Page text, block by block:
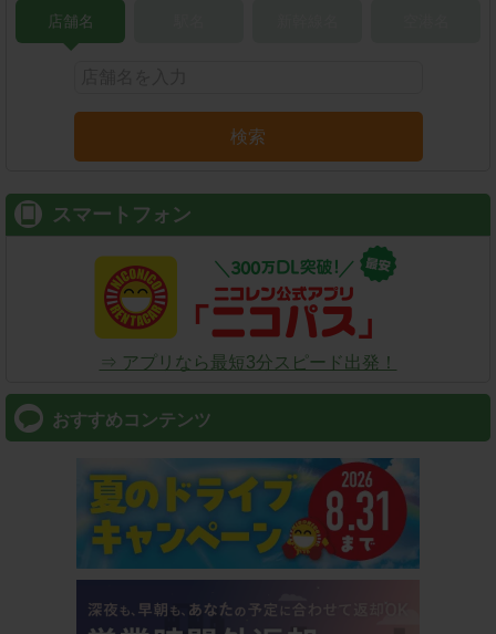
店舗名
検索
スマートフォン
⇒ アプリなら最短3分スピード出発！
おすすめコンテンツ